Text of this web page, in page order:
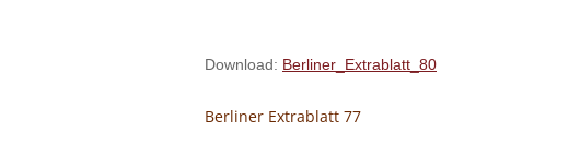
Download: Berliner_Extrablatt_80
Berliner Extrablatt 77